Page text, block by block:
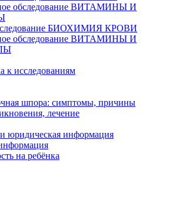
обследование ВИТАМИНЫ И
БИОХИМИЯ КРОВИ
обследование ВИТАМИНЫ И
к исследованиям
шпора: симптомы, причины
лечение
юридическая информация
на ребёнка